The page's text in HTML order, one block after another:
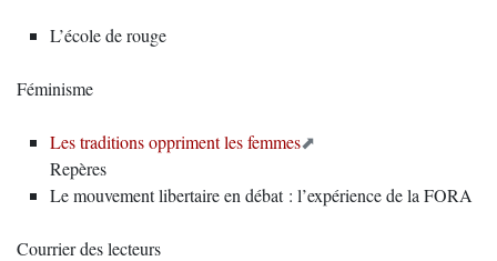
L’école de rouge
Féminisme
Les traditions oppriment les femmes
Repères
Le mouvement libertaire en débat : l’expérience de la FORA
Courrier des lecteurs